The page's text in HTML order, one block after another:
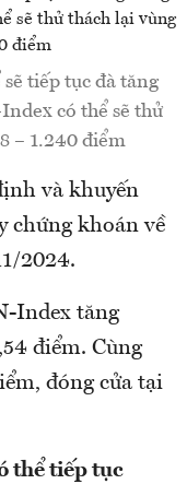
tiếp tục đà tăng
có thể sẽ thử
– 1.240 điểm
và khuyến
chứng khoán về
2024.
Index tăng
điểm. Cùng
đóng cửa tại
thể tiếp tục